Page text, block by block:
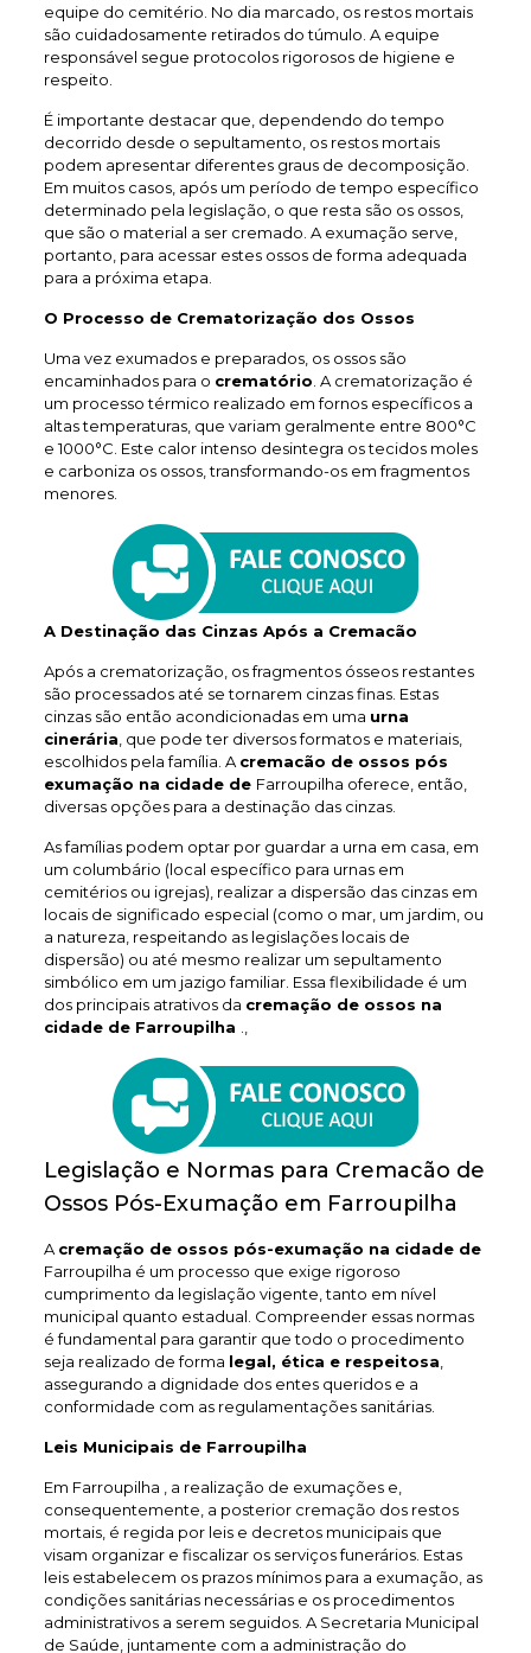
equipe do cemitério. No dia marcado, os restos mortais
são cuidadosamente retirados do túmulo. A equipe
responsável segue protocolos rigorosos de higiene e
respeito.
É importante destacar que, dependendo do tempo
decorrido desde o sepultamento, os restos mortais
podem apresentar diferentes graus de decomposição.
Em muitos casos, após um período de tempo específico
determinado pela legislação, o que resta são os ossos,
que são o material a ser cremado. A exumação serve,
portanto, para acessar estes ossos de forma adequada
para a próxima etapa.
O Processo de Crematorização dos Ossos
Uma vez exumados e preparados, os ossos são
encaminhados para o crematório . A crematorização é
um processo térmico realizado em fornos específicos a
altas temperaturas, que variam geralmente entre 800°C
e 1000°C. Este calor intenso desintegra os tecidos moles
e carboniza os ossos, transformando-os em fragmentos
menores.
A Destinação das Cinzas Após a Cremacão
Após a crematorização, os fragmentos ósseos restantes
são processados até se tornarem cinzas finas. Estas
cinzas são então acondicionadas em uma urna
cinerária , que pode ter diversos formatos e materiais,
escolhidos pela família. A cremacão de ossos pós
exumação na cidade de Farroupilha oferece, então,
diversas opções para a destinação das cinzas.
As famílias podem optar por guardar a urna em casa, em
um columbário (local específico para urnas em
cemitérios ou igrejas), realizar a dispersão das cinzas em
locais de significado especial (como o mar, um jardim, ou
a natureza, respeitando as legislações locais de
dispersão) ou até mesmo realizar um sepultamento
simbólico em um jazigo familiar. Essa flexibilidade é um
dos principais atrativos da cremação de ossos na
cidade de Farroupilha
Legislação e Normas para Cremacão de
Ossos Pós-Exumação em Farroupilha
A cremação de ossos pós-exumação na cidade de
Farroupilha é um processo que exige rigoroso
cumprimento da legislação vigente, tanto em nível
municipal quanto estadual. Compreender essas normas
é fundamental para garantir que todo o procedimento
seja realizado de forma legal, ética e respeitosa
assegurando a dignidade dos entes queridos e a
conformidade com as regulamentações sanitárias.
Leis Municipais de Farroupilha
Em Farroupilha , a realização de exumações e,
consequentemente, a posterior cremação dos restos
mortais, é regida por leis e decretos municipais que
visam organizar e fiscalizar os serviços funerários. Estas
leis estabelecem os prazos mínimos para a exumação, as
condições sanitárias necessárias e os procedimentos
administrativos a serem seguidos. A Secretaria Municipal
de Saúde, juntamente com a administração do